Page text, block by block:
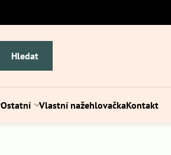
Hledat
Ostatní Vlastní nažehlovačkaKontakt